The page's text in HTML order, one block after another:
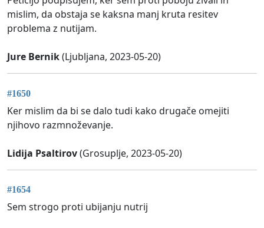
mislim, da obstaja se kaksna manj kruta resitev
problema z nutijam.
Jure Bernik(Ljubljana, 2023-05-20)
#1650
Ker mislim da bi se dalo tudi kako drugače omejiti
njihovo razmnoževanje.
Lidija Psaltirov(Grosuplje, 2023-05-20)
#1654
Sem strogo proti ubijanju nutrij